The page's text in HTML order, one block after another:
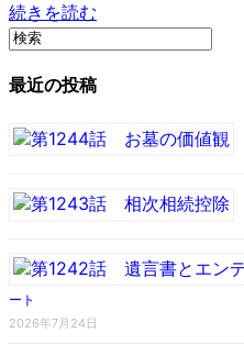
続きを読む
最近の投稿
ート
2026年7月24日